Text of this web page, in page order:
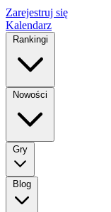
Zarejestruj się
Kalendarz
Rankingi
Nowości
Gry
Blog